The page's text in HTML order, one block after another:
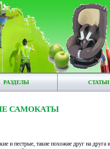
РАЗДЕЛЫ СТАТЬИ
САМОКАТЫ
и пестрые, такие похожие друг на